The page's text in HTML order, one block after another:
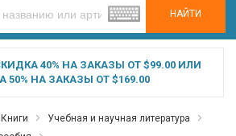
НАЙТИ
40% НА ЗАКАЗЫ ОТ $99.00 ИЛИ
50% НА ЗАКАЗЫ ОТ $169.00
Книги
Учебная и научная литература